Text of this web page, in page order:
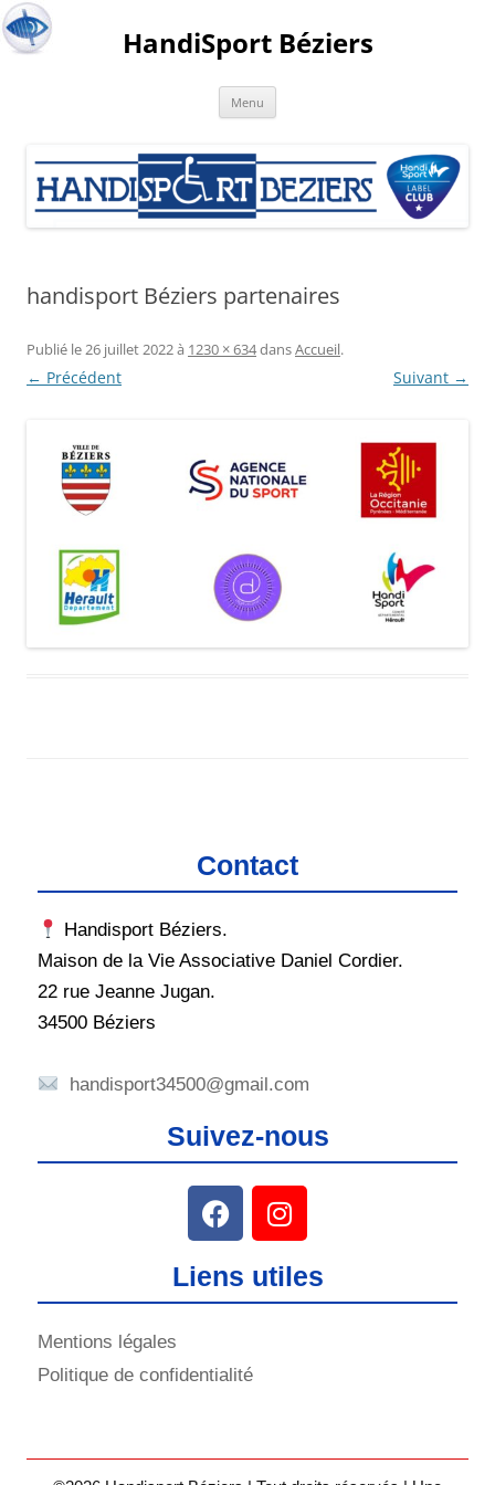
HandiSport Béziers
Menu
handisport Béziers partenaires
Publié le26 juillet 2022à 1230 × 634dansAccueil.
← Précédent Suivant →
Contact
Handisport Béziers.
Maison de la Vie Associative Daniel Cordier.
22 rue Jeanne Jugan.
34500 Béziers
handisport34500@gmail.com
Suivez-nous
Liens utiles
Mentions légales
Politique de confidentialité